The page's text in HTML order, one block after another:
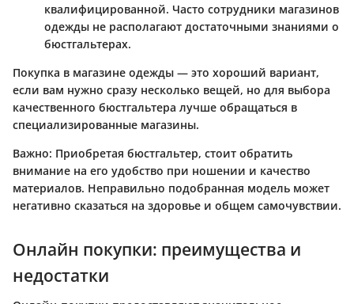
квалифицированной. Часто сотрудники магазинов
одежды не располагают достаточными знаниями о
бюстгальтерах.
Покупка в магазине одежды — это хороший вариант,
если вам нужно сразу несколько вещей, но для выбора
качественного бюстгальтера лучше обращаться в
специализированные магазины.
Важно: Приобретая бюстгальтер, стоит обратить
внимание на его удобство при ношении и качество
материалов. Неправильно подобранная модель может
негативно сказаться на здоровье и общем самочувствии.
Онлайн покупки: преимущества и
недостатки